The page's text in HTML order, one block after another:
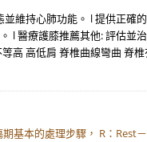
並維持心肺功能。 l 提供正確
l 醫療護膝推薦其他: 評估並
高 高低肩 脊椎曲線彎曲 脊
期基本的處理步驟， R：Rest